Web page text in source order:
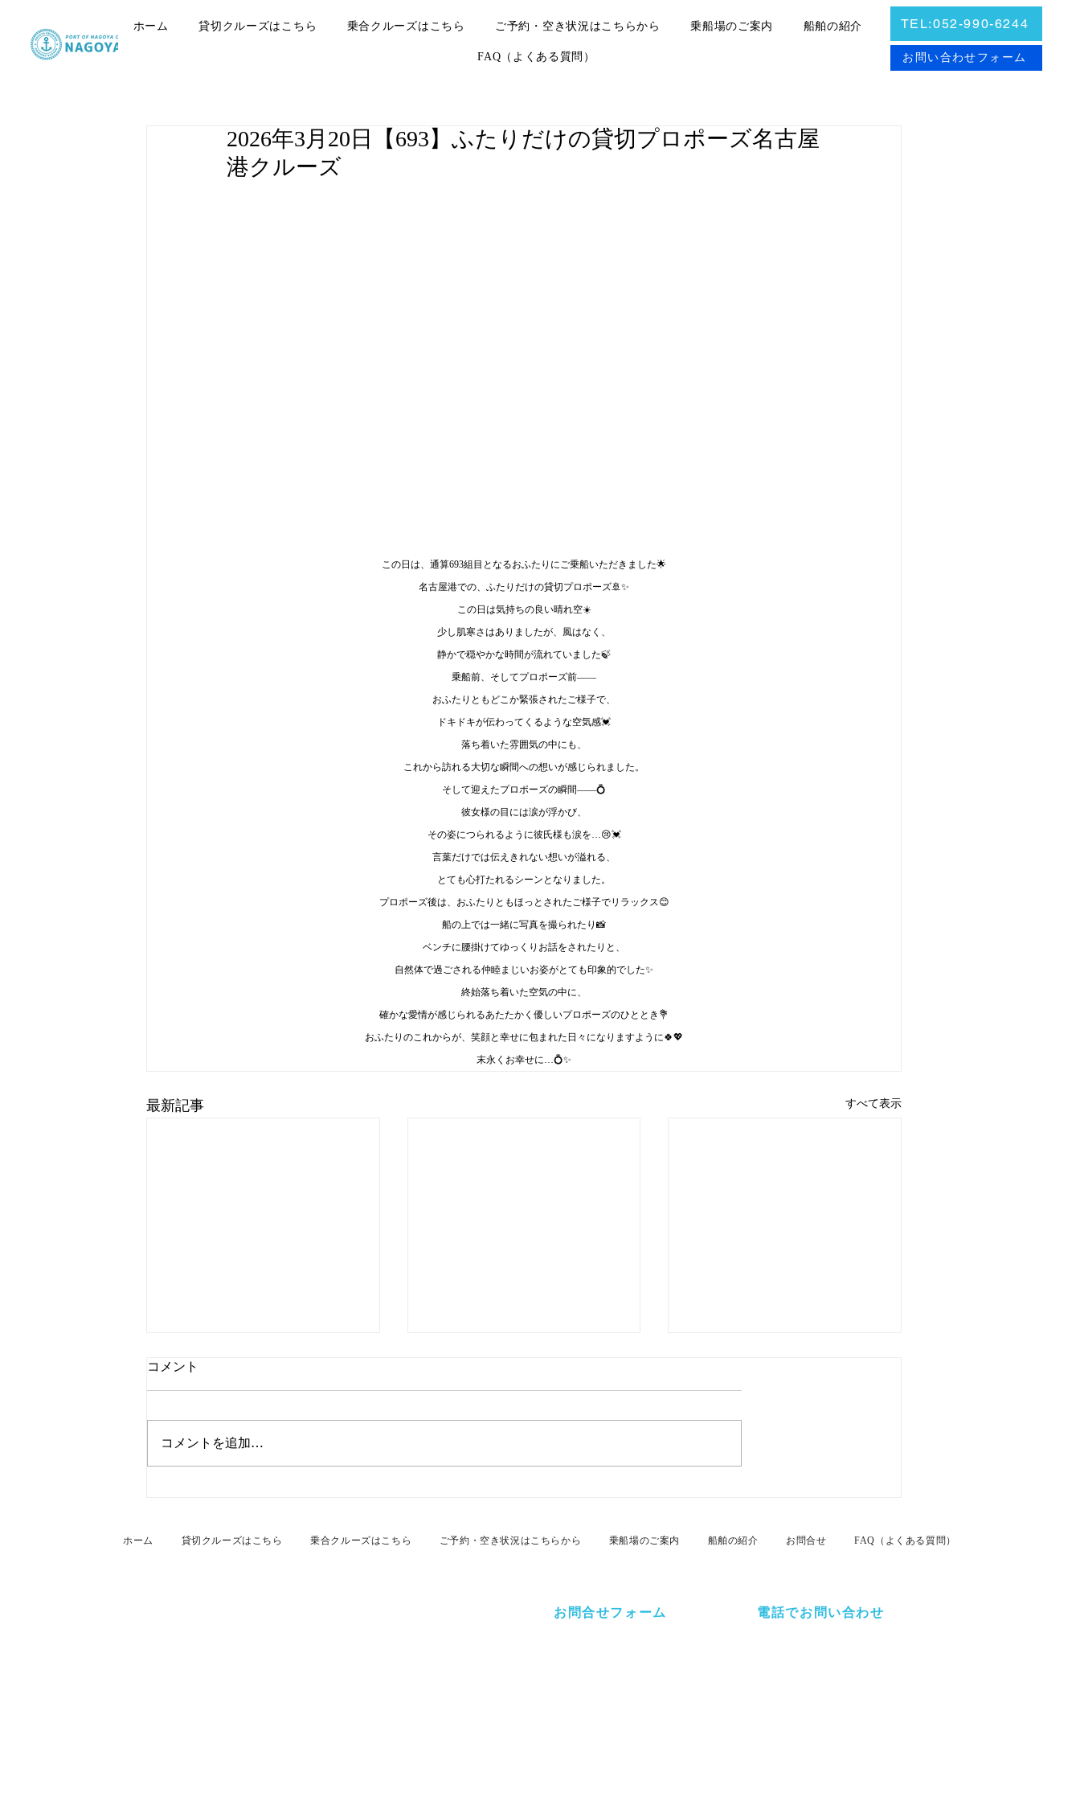
ホーム 貸切クルーズはこちら 乗合クルーズはこちら ご予約・空き状況はこちらから 乗船場のご案内 船舶の紹介 お問合せ
FAQ（よくある質問）
TEL:052-990-6244
お問い合わせフォーム
2026年3月20日【693】ふたりだけの貸切プロポーズ名古屋
港クルーズ
この日は、通算693組目となるおふたりにご乗船いただきました🌟
名古屋港での、ふたりだけの貸切プロポーズ🚢✨
この日は気持ちの良い晴れ空☀️
少し肌寒さはありましたが、風はなく、
静かで穏やかな時間が流れていました🍃
乗船前、そしてプロポーズ前——
おふたりともどこか緊張されたご様子で、
ドキドキが伝わってくるような空気感💓
落ち着いた雰囲気の中にも、
これから訪れる大切な瞬間への想いが感じられました。
そして迎えたプロポーズの瞬間——💍
彼女様の目には涙が浮かび、
その姿につられるように彼氏様も涙を…😢💓
言葉だけでは伝えきれない想いが溢れる、
とても心打たれるシーンとなりました。
プロポーズ後は、おふたりともほっとされたご様子でリラックス😊
船の上では一緒に写真を撮られたり📸
ベンチに腰掛けてゆっくりお話をされたりと、
自然体で過ごされる仲睦まじいお姿がとても印象的でした✨
終始落ち着いた空気の中に、
確かな愛情が感じられるあたたかく優しいプロポーズのひととき💐
おふたりのこれからが、笑顔と幸せに包まれた日々になりますように🍀💖
末永くお幸せに…💍✨
最新記事 すべて表示
コメント
コメントを追加…
ホーム 貸切クルーズはこちら 乗合クルーズはこちら ご予約・空き状況はこちらから 乗船場のご案内 船舶の紹介 お問合せ FAQ（よくある質問）
お問合せフォーム 電話でお問い合わせ